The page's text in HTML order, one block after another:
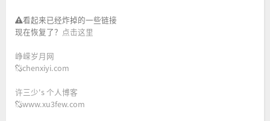
看起来已经炸掉的一些链接
现在恢复了？ 点击这里
峥嵘岁月网
chenxiyi.com
许三少's 个人博客
www.xu3few.com